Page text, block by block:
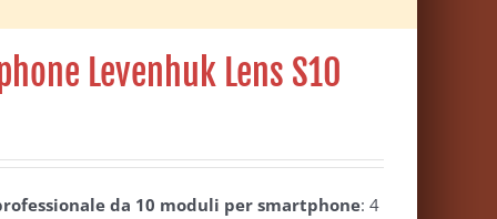
Levenhuk Lens S10
da 10 moduli per smartphone: 4